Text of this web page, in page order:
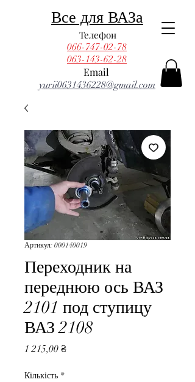
Email
Телефон
yurii0631436228@gmail.com
066-747-02-78
Все для ВАЗа
063-143-62-28
Артикул: 000140019
Переходник на
переднюю ось ВАЗ
2101 под ступицу
ВАЗ 2108
1 215,00 ₴Ціна
Кількість *